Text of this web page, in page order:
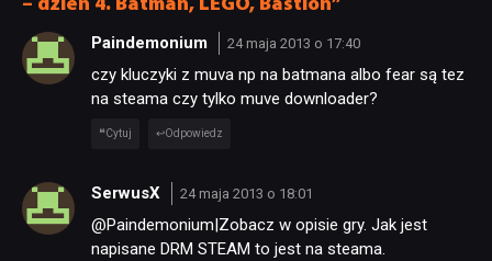
– dzień 4. Batman, LEGO, Bastion”
Paindemonium 24 maja 2013 o 17:40
czy kluczyki z muva np na batmana albo fear są tez
na steama czy tylko muve downloader?
Cytuj Odpowiedz
SerwusX 24 maja 2013 o 18:01
@Paindemonium|Zobacz w opisie gry. Jak jest
napisane DRM STEAM to jest na steama.